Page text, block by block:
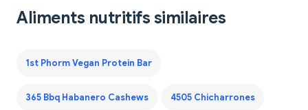
Aliments nutritifs similaires
1st Phorm Vegan Protein Bar
365 Bbq Habanero Cashews 4505 Chicharrones